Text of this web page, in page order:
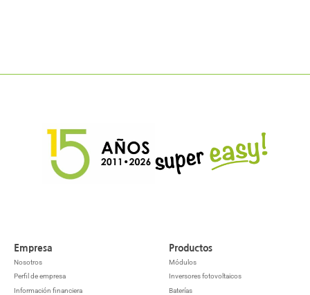
Empresa
Nosotros
Perfil de empresa
Información financiera
Productos
Módulos
Inversores fotovoltaicos
Baterías